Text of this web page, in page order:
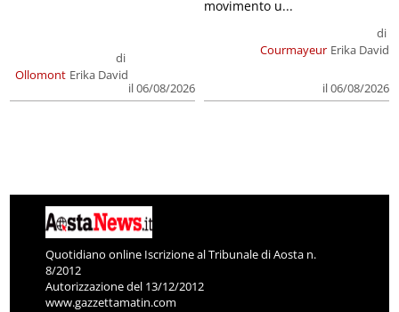
Ollomont
di
Erika David
il 06/08/2026
Courmayeur
di
Erika David
il 06/08/2026
movimento u...
Quotidiano online Iscrizione al Tribunale di Aosta n.
8/2012
Autorizzazione del 13/12/2012
www.gazzettamatin.com